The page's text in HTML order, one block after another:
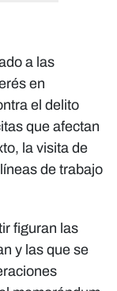
a las
en
el delito
que afectan
la visita de
de trabajo
figuran las
y las que se